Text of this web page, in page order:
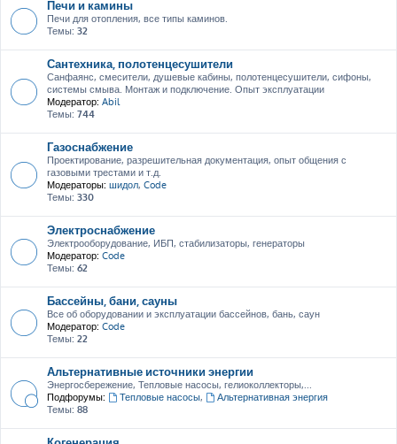
Печи и камины
Печи для отопления, все типы каминов.
Темы: 32
Сантехника, полотенцесушители
Санфаянс, смесители, душевые кабины, полотенцесушители, сифоны,
системы смыва. Монтаж и подключение. Опыт эксплуатации
Модератор: Abil
Темы: 744
Газоснабжение
Проектирование, разрешительная документация, опыт общения с
газовыми трестами и т.д.
Модераторы: шидол, Code
Темы: 330
Электроснабжение
Электрооборудование, ИБП, стабилизаторы, генераторы
Модератор: Code
Темы: 62
Бассейны, бани, сауны
Все об оборудовании и эксплуатации бассейнов, бань, саун
Модератор: Code
Темы: 22
Альтернативные источники энергии
Энергосбережение, Тепловые насосы, гелиоколлекторы,...
Подфорумы:
Тепловые насосы,
Альтернативная энергия
Темы: 88